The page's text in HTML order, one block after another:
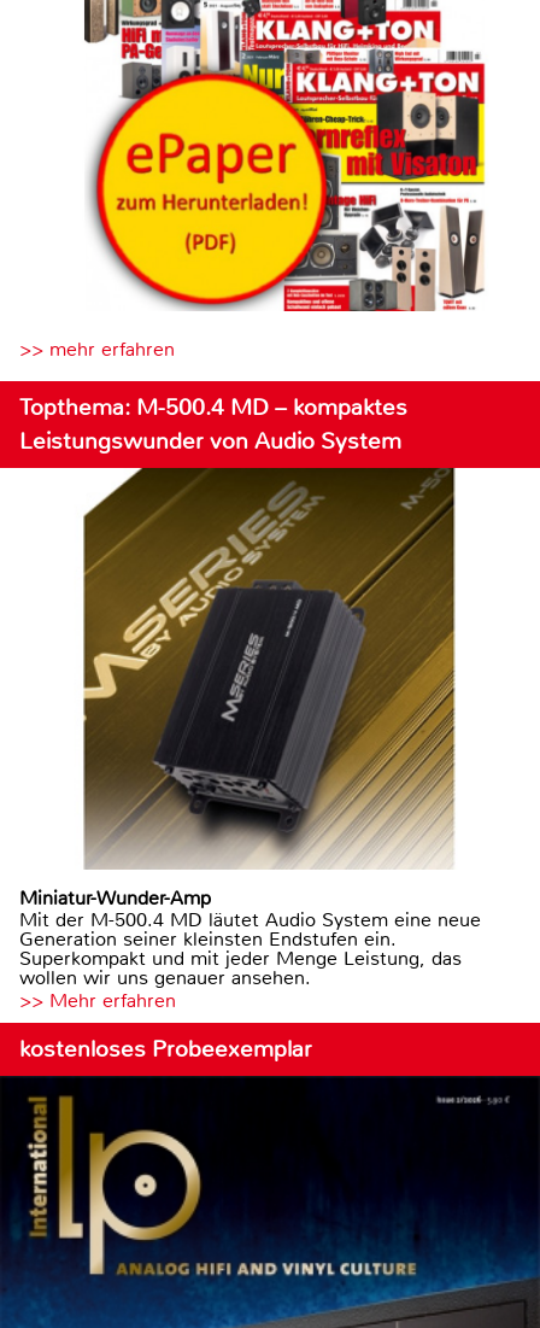
>> mehr erfahren
Topthema: M-500.4 MD – kompaktes
Leistungswunder von Audio System
Miniatur-Wunder-Amp
Mit der M-500.4 MD läutet Audio System eine neue
Generation seiner kleinsten Endstufen ein.
Superkompakt und mit jeder Menge Leistung, das
wollen wir uns genauer ansehen.
>> Mehr erfahren
kostenloses Probeexemplar